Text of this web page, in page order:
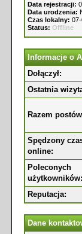
Data rejestracji:
Data urodzenia:
Czas lokalny:
Status: Offline
Informacje o
Dołączył:
Ostatnia
Razem
Spędzony
online:
Poleconych
użytkowników:
Reputacja:
Dane